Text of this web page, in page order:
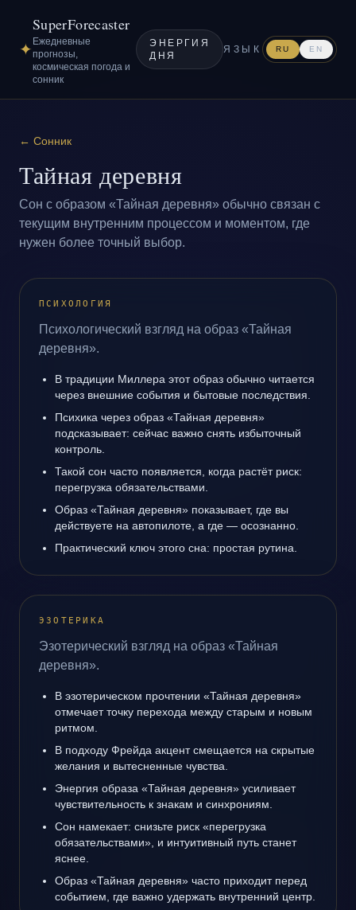
✦
SuperForecaster
Ежедневные
прогнозы,
космическая погода и
сонник
ЭНЕРГИЯ
ДНЯ
ЯЗЫК RU EN
← Сонник
Тайная деревня
Сон с образом «Тайная деревня» обычно связан с
текущим внутренним процессом и моментом, где
нужен более точный выбор.
ПСИХОЛОГИЯ
Психологический взгляд на образ «Тайная
деревня».
В традиции Миллера этот образ обычно читается
через внешние события и бытовые последствия.
Психика через образ «Тайная деревня»
подсказывает: сейчас важно снять избыточный
контроль.
Такой сон часто появляется, когда растёт риск:
перегрузка обязательствами.
Образ «Тайная деревня» показывает, где вы
действуете на автопилоте, а где — осознанно.
Практический ключ этого сна: простая рутина.
ЭЗОТЕРИКА
Эзотерический взгляд на образ «Тайная
деревня».
В эзотерическом прочтении «Тайная деревня»
отмечает точку перехода между старым и новым
ритмом.
В подходу Фрейда акцент смещается на скрытые
желания и вытесненные чувства.
Энергия образа «Тайная деревня» усиливает
чувствительность к знакам и синхрониям.
Сон намекает: снизьте риск «перегрузка
обязательствами», и интуитивный путь станет
яснее.
Образ «Тайная деревня» часто приходит перед
событием, где важно удержать внутренний центр.